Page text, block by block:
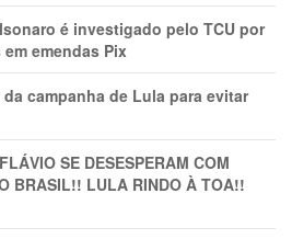
é investigado pelo TCU por
emendas Pix
campanha de Lula para evitar
SE DESESPERAM COM
BRASIL!! LULA RINDO À TOA!!